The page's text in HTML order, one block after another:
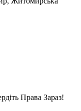
Права Зараз!